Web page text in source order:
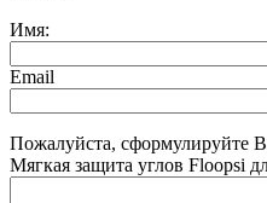
Имя:
Email
Пожалуйста, сформулируйте
Мягкая защита углов Floopsi